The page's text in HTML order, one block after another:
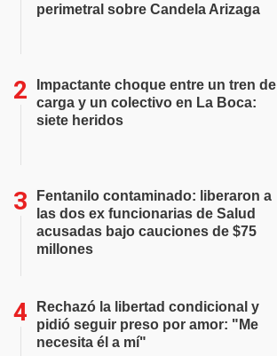
perimetral sobre Candela Arizaga
Impactante choque entre un tren de
carga y un colectivo en La Boca:
siete heridos
Fentanilo contaminado: liberaron a
las dos ex funcionarias de Salud
acusadas bajo cauciones de $75
millones
Rechazó la libertad condicional y
pidió seguir preso por amor: "Me
necesita él a mí"